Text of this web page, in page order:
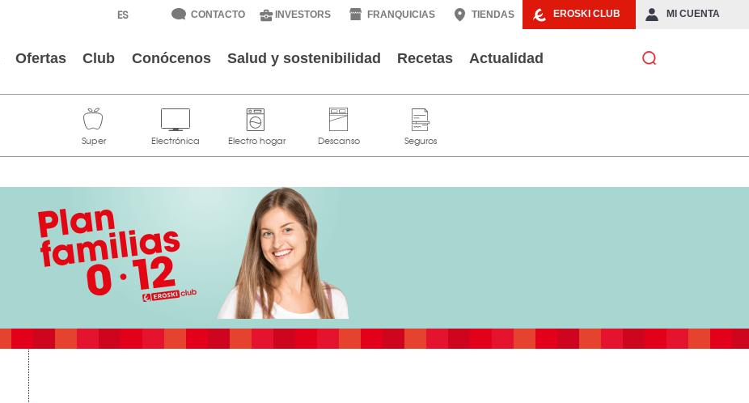
EROSKI CLUB MI CUENTA
CONTACTO INVESTORS FRANQUICIAS TIENDAS
Ofertas Club Conócenos Salud y sostenibilidad Recetas Actualidad